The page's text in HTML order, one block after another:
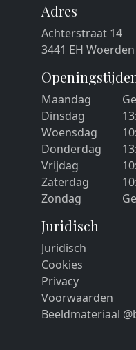
Adres
Achterstraat 14
3441 EH Woerden
Maandag
Dinsdag
Woensdag
Donderdag
Vrijdag
Zaterdag
Zondag
Juridisch
Juridisch
Cookies
Privacy
Voorwaarden
Beeldmateriaal